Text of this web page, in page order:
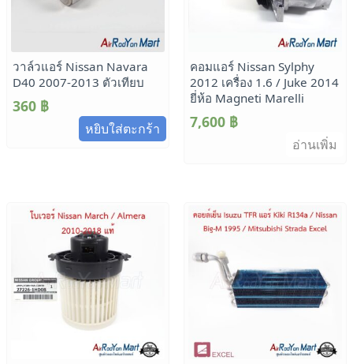
วาล์วแอร์ Nissan Navara
D40 2007-2013 ตัวเทียบ
360 ฿
หยิบใส่ตะกร้า
คอมแอร์ Nissan Sylphy
2012 เครื่อง 1.6 / Juke 2014
ยี่ห้อ Magneti Marelli
7,600 ฿
อ่านเพิ่ม